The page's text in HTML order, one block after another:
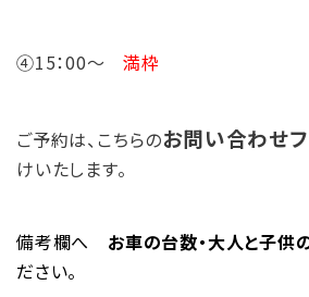
④15：00～満枠
ご予約は、こちらのお問い合わせ
けいたします。
備考欄へ お車の台数・大人と子供
ださい。